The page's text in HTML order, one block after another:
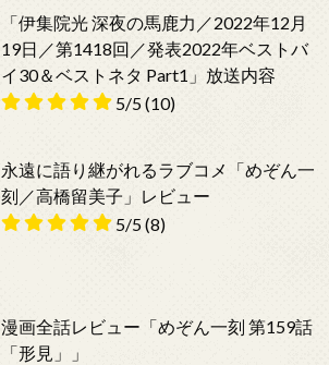
「伊集院光 深夜の馬鹿力／2022年12月
19日／第1418回／発表2022年ベストバ
イ30＆ベストネタ Part1」放送内容
5/5(10)
永遠に語り継がれるラブコメ「めぞん一
刻／高橋留美子」レビュー
5/5(8)
漫画全話レビュー「めぞん一刻 第159話
「形見」」